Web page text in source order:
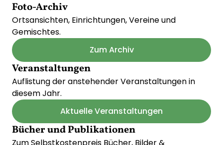
Foto-Archiv
Ortsansichten, Einrichtungen, Vereine und
Gemischtes.
Zum Archiv
Veranstaltungen
Auflistung der anstehender Veranstaltungen in
diesem Jahr.
Aktuelle Veranstaltungen
Bücher und Publikationen